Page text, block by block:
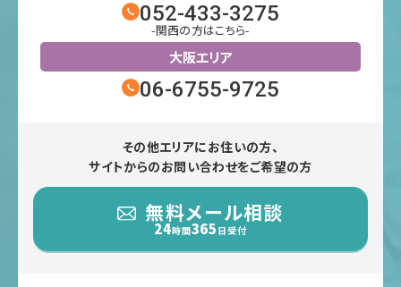
052-433-3275
-関西の方はこちら-
大阪エリア
06-6755-9725
その他エリアにお住いの方、
サイトからのお問い合わせをご希望の方
無料メール相談
24時間365 日受付